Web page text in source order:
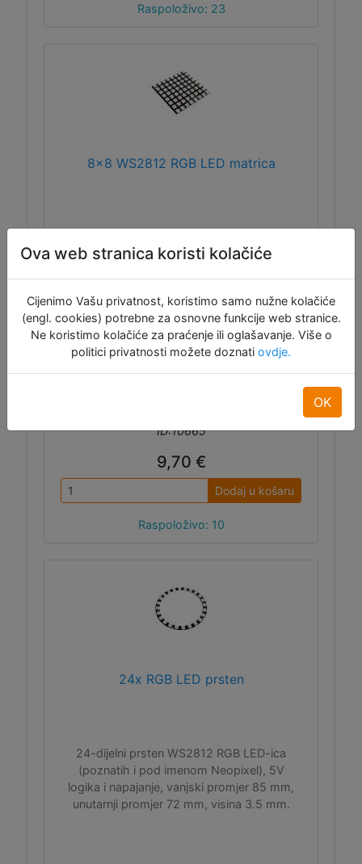
Raspoloživo: 23
8x8 WS2812 RGB LED matrica
pod imenom Neopixel), 5V logika i
LED-ica, kao i jedan OUT pin pa je moguće
više pločica povezati u jednu cjelinu.
ID:10665
9,70 €
Dodaj u košaru
Raspoloživo: 10
24x RGB LED prsten
24-dijelni prsten WS2812 RGB LED-ica
(poznatih i pod imenom Neopixel), 5V
logika i napajanje, vanjski promjer 85 mm,
unutarnji promjer 72 mm, visina 3.5 mm.
Ova web stranica koristi kolačiće
Cijenimo Vašu privatnost, koristimo samo nužne kolačiće
(engl. cookies) potrebne za osnovne funkcije web stranice.
Ne koristimo kolačiće za praćenje ili oglašavanje. Više o
politici privatnosti možete doznati ovdje.
OK